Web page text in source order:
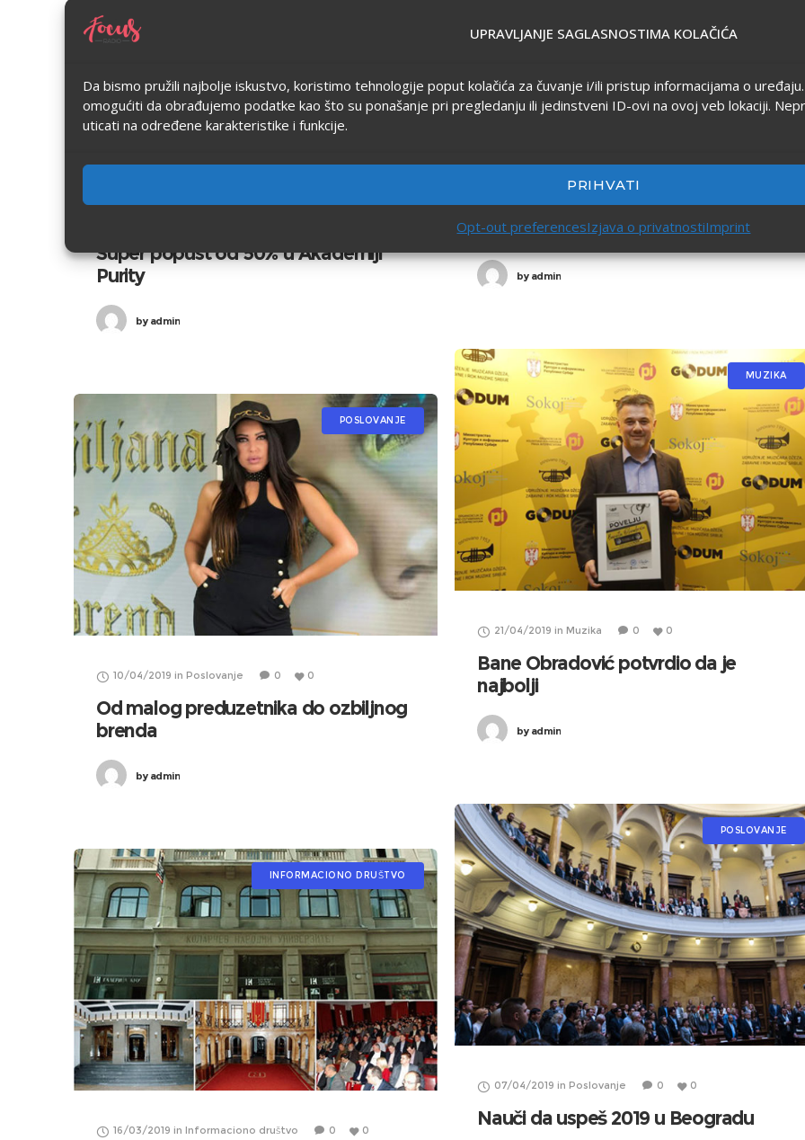
UPRAVLJANJE SAGLASNOSTIMA KOLAČIĆA
Da bismo pružili najbolje iskustvo, koristimo tehnologije poput kolačića za čuvanje i/ili pristup informacijama o
omogućiti da obrađujemo podatke kao što su ponašanje pri pregledanju ili jedinstveni ID-ovi na ovoj veb lokaciji.
uticati na određene karakteristike i funkcije.
PRIHVATI
Opt-out preferencesIzjava o privatnostiImprint
Mima Šarac – dobitnica Business
Women Awards
byadmin
Super popust od 50% u Akademiji
Purity
byadmin
MUZIKA
21/04/2019 in Muzika 0 0
Bane Obradović potvrdio da je
najbolji
byadmin
POSLOVANJE
10/04/2019 in Poslovanje 0 0
Od malog preduzetnika do ozbiljnog
brenda
byadmin
POSLOVANJE
07/04/2019 in Poslovanje 0 0
Nauči da uspeš 2019 u Beogradu
INFORMACIONO DRUŠTVO
16/03/2019 in Informaciono društvo 0 0